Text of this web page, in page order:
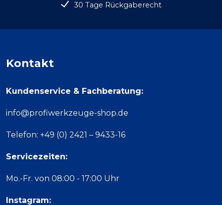
30 Tage Rückgaberecht
Kontakt
Kundenservice & Fachberatung:
info@profiwerkzeuge-shop.de
Telefon: +49 (0) 2421 – 9433-16
Servicezeiten:
Mo.-Fr. von 08:00 - 17:00 Uhr
Instagram: